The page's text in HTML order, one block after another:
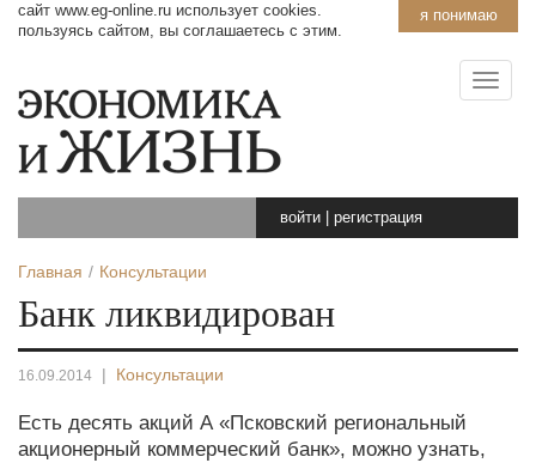
я понимаю
сайт www.eg-online.ru использует cookies.
пользуясь сайтом, вы соглашаетесь с этим.
войти регистрация
Главная Консультации
Банк ликвидирован
16.09.2014 | Консультации
Есть десять акций А «Псковский региональный
акционерный коммерческий банк», можно узнать,